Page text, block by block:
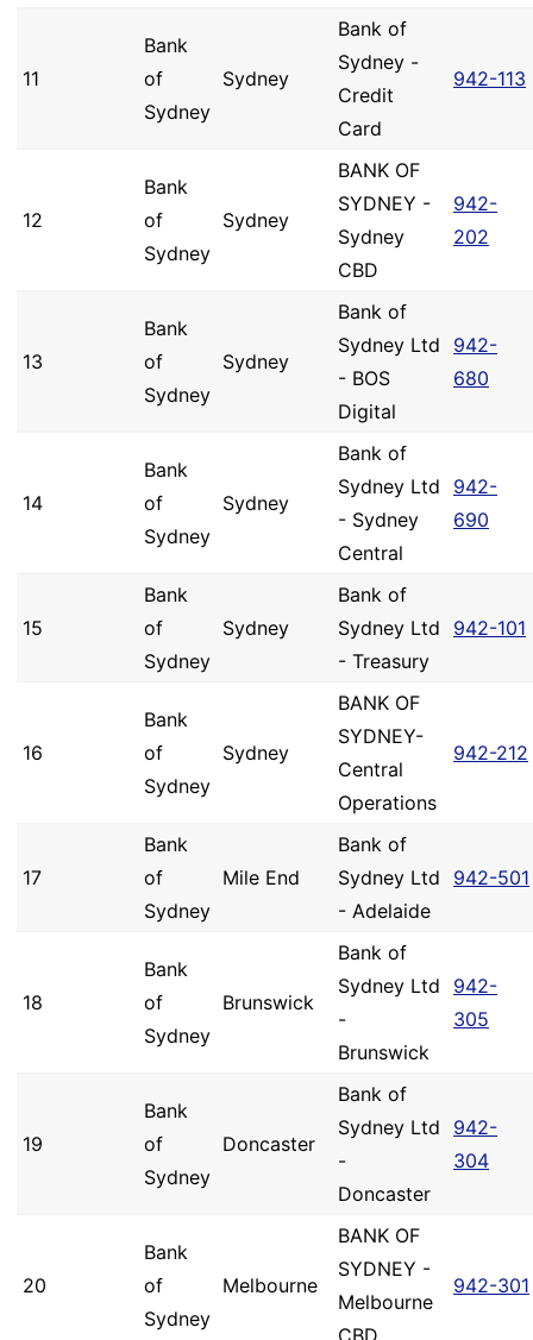
11
Bank
of
Sydney
Sydney
Bank of
Sydney -
Credit
Card
942-113
12
Bank
of
Sydney
Sydney
BANK OF
SYDNEY -
Sydney
CBD
942-
202
13
Bank
of
Sydney
Sydney
Bank of
Sydney Ltd
- BOS
Digital
942-
680
14
Bank
of
Sydney
Sydney
Bank of
Sydney Ltd
- Sydney
Central
942-
690
15
Bank
of
Sydney
Sydney
Bank of
Sydney Ltd
- Treasury
942-101
16
Bank
of
Sydney
Sydney
BANK OF
SYDNEY-
Central
Operations
942-212
17
Bank
of
Sydney
Mile End
Bank of
Sydney Ltd
- Adelaide
942-501
18
Bank
of
Sydney
Brunswick
Bank of
Sydney Ltd
-
Brunswick
942-
305
19
Bank
of
Sydney
Doncaster
Bank of
Sydney Ltd
-
Doncaster
942-
304
20
Bank
of
Sydney
Melbourne
BANK OF
SYDNEY -
Melbourne
CBD
942-301